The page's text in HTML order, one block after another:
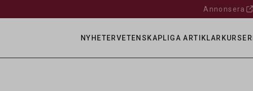
Annonsera
NYHETERVETENSKAPLIGA ARTIKLAR KURSER